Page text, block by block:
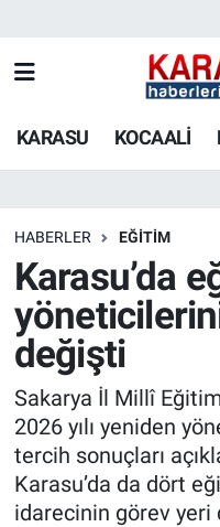
KARASU KOCAALİ
HABERLER EĞİTİM
Karasu’da
değişti
Sakarya İl Millî
2026 yılı yeniden
tercih sonuçları
Karasu’da da dört
idarecinin görev yeri